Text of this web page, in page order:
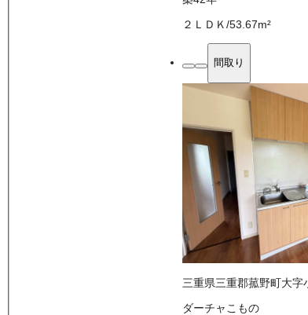
２ＬＤＫ /53.67m²
間取り
三重県三重郡菰野町大字
ダーチャこもの